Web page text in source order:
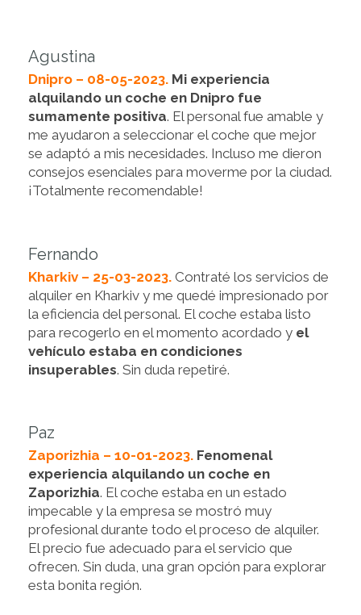
Agustina
Dnipro – 08-05-2023. Mi experiencia
alquilando un coche en Dnipro fue
sumamente positiva. El personal fue amable y
me ayudaron a seleccionar el coche que mejor
se adaptó a mis necesidades. Incluso me dieron
consejos esenciales para moverme por la ciudad.
¡Totalmente recomendable!
Fernando
Kharkiv – 25-03-2023. Contraté los servicios de
alquiler en Kharkiv y me quedé impresionado por
la eficiencia del personal. El coche estaba listo
para recogerlo en el momento acordado y el
vehículo estaba en condiciones
insuperables. Sin duda repetiré.
Paz
Zaporizhia – 10-01-2023. Fenomenal
experiencia alquilando un coche en
Zaporizhia. El coche estaba en un estado
impecable y la empresa se mostró muy
profesional durante todo el proceso de alquiler.
El precio fue adecuado para el servicio que
ofrecen. Sin duda, una gran opción para explorar
esta bonita región.